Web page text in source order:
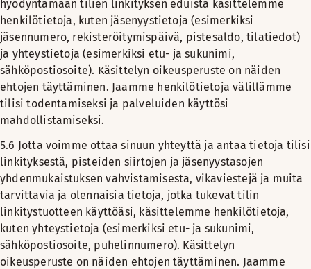
hyödyntämään tilien linkityksen eduista käsittelemme
henkilötietoja, kuten jäsenyystietoja (esimerkiksi
jäsennumero, rekisteröitymispäivä, pistesaldo, tilatiedot)
ja yhteystietoja (esimerkiksi etu- ja sukunimi,
sähköpostiosoite). Käsittelyn oikeusperuste on näiden
ehtojen täyttäminen. Jaamme henkilötietoja välillämme
tilisi todentamiseksi ja palveluiden käyttösi
mahdollistamiseksi.
5.6 Jotta voimme ottaa sinuun yhteyttä ja antaa tietoja tilisi
linkityksestä, pisteiden siirtojen ja jäsenyystasojen
yhdenmukaistuksen vahvistamisesta, vikaviestejä ja muita
tarvittavia ja olennaisia tietoja, jotka tukevat tilin
linkitystuotteen käyttöäsi, käsittelemme henkilötietoja,
kuten yhteystietoja (esimerkiksi etu- ja sukunimi,
sähköpostiosoite, puhelinnumero). Käsittelyn
oikeusperuste on näiden ehtojen täyttäminen. Jaamme